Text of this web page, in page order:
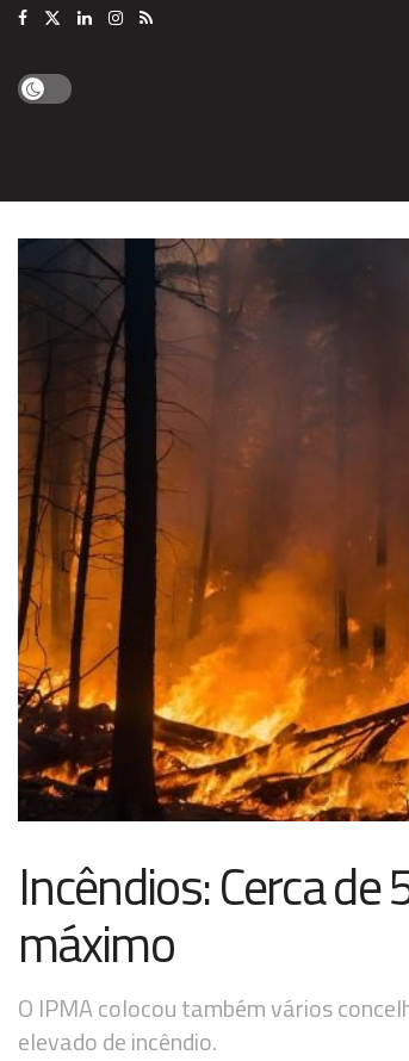
Incêndios: Cerca
máximo
O IPMA colocou também vários
elevado de incêndio.